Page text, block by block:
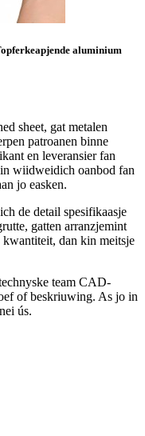
aluminium
sheet, gat metalen
patroanen binne
en leveransier fan
wiidweidich oanbod fan
jo easken.
de detail spesifikaasje
gatten arranzjemint
kwantiteit, dan kin meitsje
team CAD-
of beskriuwing. As jo ​​​​in
ús.